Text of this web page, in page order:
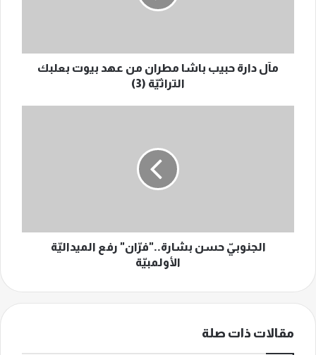
بعلبك
التراثيّة
مآل دارة حبيب باشا مطران من عهد بيوت بعلبك
التراثيّة (3)
الجنوبيّ حسن بشارة.."فرّان" رفع الميداليّة
الأولمبيّة
مقالات ذات صلة